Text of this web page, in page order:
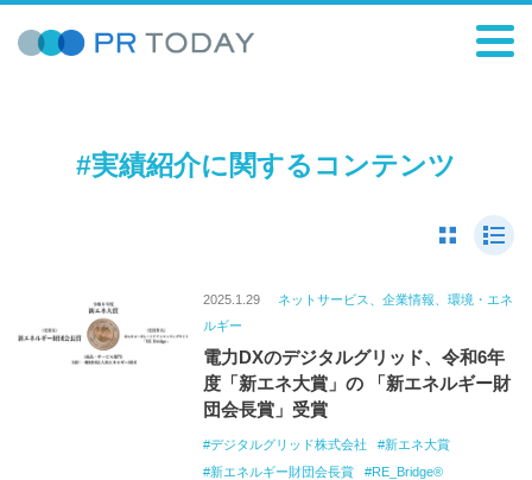
#実績紹介に関するコンテンツ
2025.1.29
ネットサービス、企業情報、環境・エネ
ルギー
電力DXのデジタルグリッド、令和6年
度「新エネ大賞」の 「新エネルギー財
団会長賞」受賞
デジタルグリッド株式会社
新エネ大賞
新エネルギー財団会長賞
RE_Bridge®